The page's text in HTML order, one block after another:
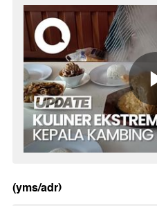
(yms/adr)